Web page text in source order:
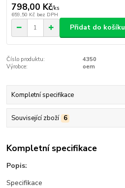
798,00 Kč/ks
659,50 Kč bez DPH
Přidat do košíku
Číslo produktu:
4350
Výrobce:
oem
Kompletní specifikace
Související zboží 6
Kompletní specifikace
Popis:
Specifikace